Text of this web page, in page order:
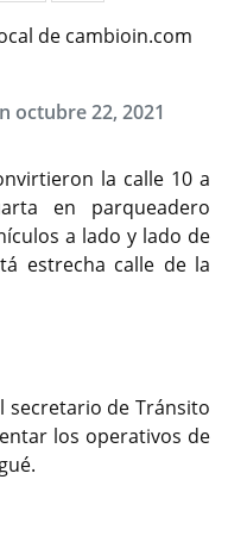
de cambioin.com
octubre 22, 2021
la calle 10 a
en parqueadero
a lado y lado de
estrecha calle de la
secretario de Tránsito
los operativos de